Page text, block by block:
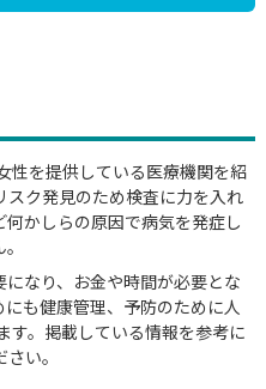
性を提供している医療機関を紹
ク発見のため検査に力を入れ
かしらの原因で病気を発症し
なり、お金や時間が必要とな
も健康管理、予防のために人
す。掲載している情報を参考に
い。